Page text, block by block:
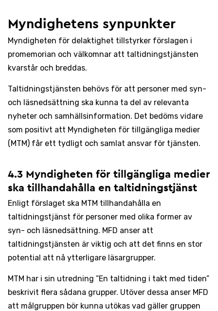
Myndighetens synpunkter
Myndigheten för delaktighet tillstyrker förslagen i
promemorian och välkomnar att taltidningstjänsten
kvarstår och breddas.
Taltidningstjänsten behövs för att personer med syn-
och läsnedsättning ska kunna ta del av relevanta
nyheter och samhällsinformation. Det bedöms vidare
som positivt att Myndigheten för tillgängliga medier
(MTM) får ett tydligt och samlat ansvar för tjänsten.
4.3 Myndigheten för tillgängliga medier
ska tillhandahålla en taltidningstjänst
Enligt förslaget ska MTM tillhandahålla en
taltidningstjänst för personer med olika former av
syn- och läsnedsättning. MFD anser att
taltidningstjänsten är viktig och att det finns en stor
potential att nå ytterligare läsargrupper.
MTM har i sin utredning ”En taltidning i takt med tiden”
beskrivit flera sådana grupper. Utöver dessa anser MFD
att målgruppen bör kunna utökas vad gäller gruppen